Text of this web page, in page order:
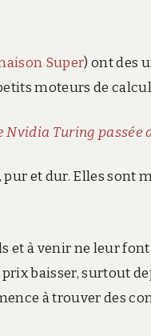
Super) ont des
moteurs de
Nvidia Turing passée
et dur. Elles sont
et à venir ne leur
baisser, surtout
à trouver des